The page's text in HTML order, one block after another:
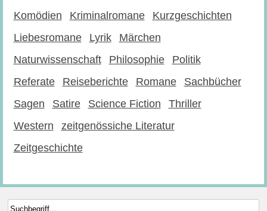
Komödien
Kriminalromane
Kurzgeschichten
Liebesromane
Lyrik
Märchen
Naturwissenschaft
Philosophie
Politik
Referate
Reiseberichte Romane
Sachbücher
Sagen
Satire Science Fiction
Thriller
Western
zeitgenössiche Literatur
Zeitgeschichte